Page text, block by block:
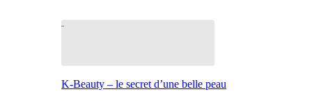
K-Beauty – le secret d’une belle peau